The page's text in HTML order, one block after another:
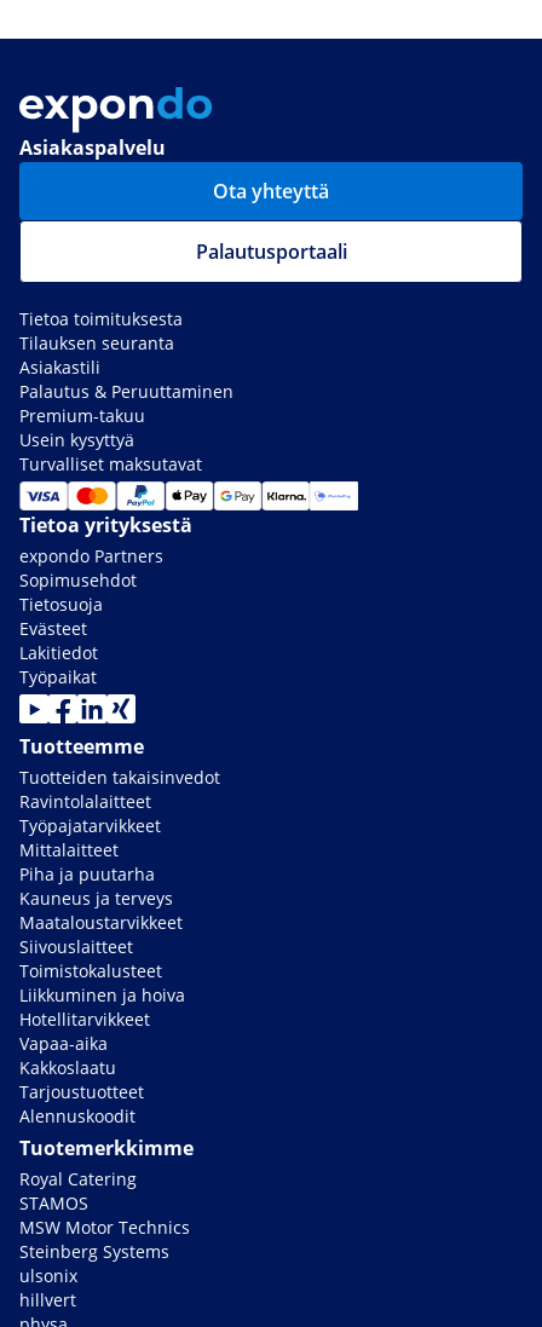
Asiakaspalvelu
Ota yhteyttä
Palautusportaali
Tietoa toimituksesta
Tilauksen seuranta
Asiakastili
Palautus & Peruuttaminen
Premium-takuu
Usein kysyttyä
Turvalliset maksutavat
Tietoa yrityksestä
expondo Partners
Sopimusehdot
Tietosuoja
Evästeet
Lakitiedot
Työpaikat
Tuotteemme
Tuotteiden takaisinvedot
Ravintolalaitteet
Työpajatarvikkeet
Mittalaitteet
Piha ja puutarha
Kauneus ja terveys
Maataloustarvikkeet
Siivouslaitteet
Toimistokalusteet
Liikkuminen ja hoiva
Hotellitarvikkeet
Vapaa-aika
Kakkoslaatu
Tarjoustuotteet
Alennuskoodit
Tuotemerkkimme
Royal Catering
STAMOS
MSW Motor Technics
Steinberg Systems
ulsonix
hillvert